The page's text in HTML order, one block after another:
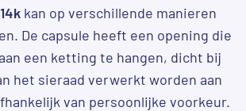
kan op verschillende manieren
De capsule heeft een opening die
een ketting te hangen, dicht bij
het sieraad verwerkt worden aan
van persoonlijke voorkeur.